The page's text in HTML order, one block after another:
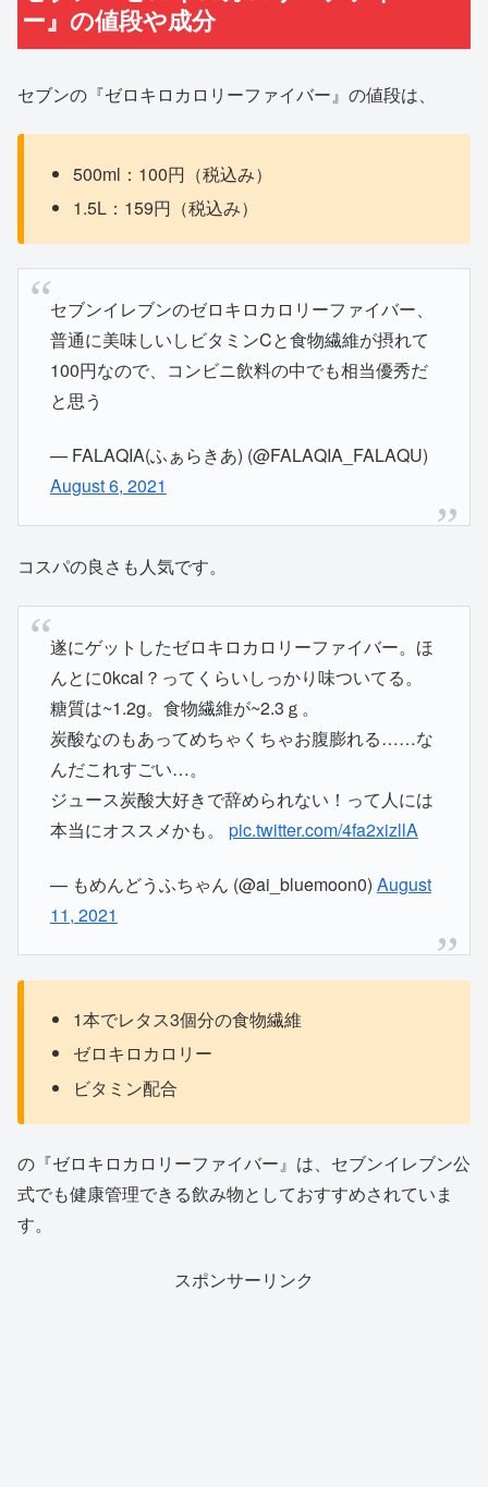
ー』の値段や成分
セブンの『ゼロキロカロリーファイバー』の値段は、
500ml：100円（税込み）
1.5L：159円（税込み）
セブンイレブンのゼロキロカロリーファイバー、
普通に美味しいしビタミンCと食物繊維が摂れて
100円なので、コンビニ飲料の中でも相当優秀だ
と思う
— FALAQIA(ふぁらきあ) (@FALAQIA_FALAQU)
August 6, 2021
コスパの良さも人気です。
遂にゲットしたゼロキロカロリーファイバー。ほ
んとに0kcal？ってくらいしっかり味ついてる。
糖質は~1.2g。食物繊維が~2.3ｇ。
炭酸なのもあってめちゃくちゃお腹膨れる……な
んだこれすごい…。
ジュース炭酸大好きで辞められない！って人には
本当にオススメかも。 pic.twitter.com/4fa2xizllA
— もめんどうふちゃん (@ai_bluemoon0) August
11, 2021
1本でレタス3個分の食物繊維
ゼロキロカロリー
ビタミン配合
の『ゼロキロカロリーファイバー』は、セブンイレブン公
式でも健康管理できる飲み物としておすすめされていま
す。
スポンサーリンク